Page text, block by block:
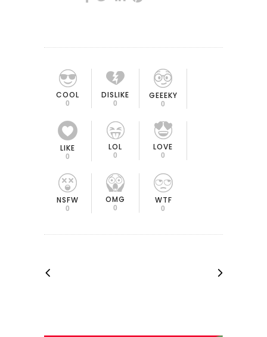
COOL
0
DISLIKE
0
GEEEKY
0
LIKE
0
LOL
0
LOVE
0
NSFW
0
OMG
0
WTF
0